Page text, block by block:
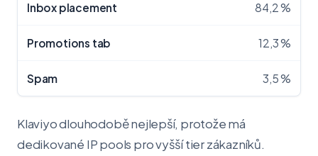
84,2 %
12,3 %
3,5 %
Klaviyo dlouhodobě nejlepší, protože má
dedikované IP pools pro vyšší tier zákazníků.